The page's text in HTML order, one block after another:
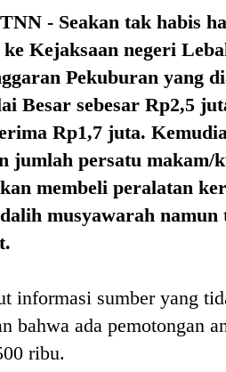
- Seakan tak habis
Kejaksaan negeri
Pekuburan yang
Besar sebesar Rp2,5
Rp1,7 juta.
jumlah persatu makam/
membeli peralatan
dalih musyawarah
informasi sumber yang
bahwa ada pemotongan
ribu.